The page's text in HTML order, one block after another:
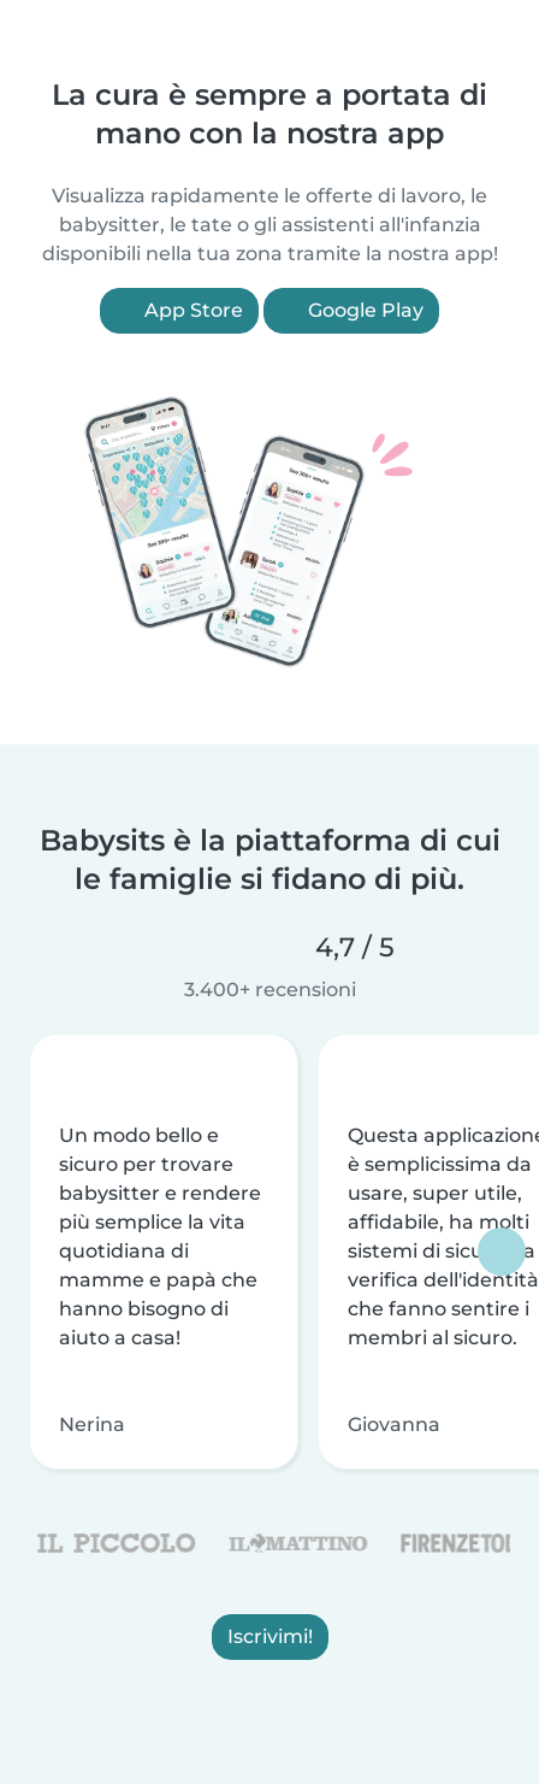
La cura è sempre a portata di
mano con la nostra app
Visualizza rapidamente le offerte di lavoro, le
babysitter, le tate o gli assistenti all'infanzia
disponibili nella tua zona tramite la nostra app!
App Store Google Play
Babysits è la piattaforma di cui
le famiglie si fidano di più.
4,7 / 5
3.400+ recensioni
Un modo bello e
sicuro per trovare
babysitter e rendere
più semplice la vita
quotidiana di
mamme e papà che
hanno bisogno di
aiuto a casa!
Nerina
Questa
è semplicissima da
usare, super utile,
affidabile, ha molti
sistemi di sicurezza
verifica dell'identità
che fanno sentire i
membri al sicuro.
Giovanna
Iscrivimi!